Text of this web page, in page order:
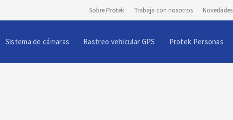
Sobre Protek Trabaja con nosotros Novedades
Sistema de cámaras Rastreo vehicular GPS Protek Personas